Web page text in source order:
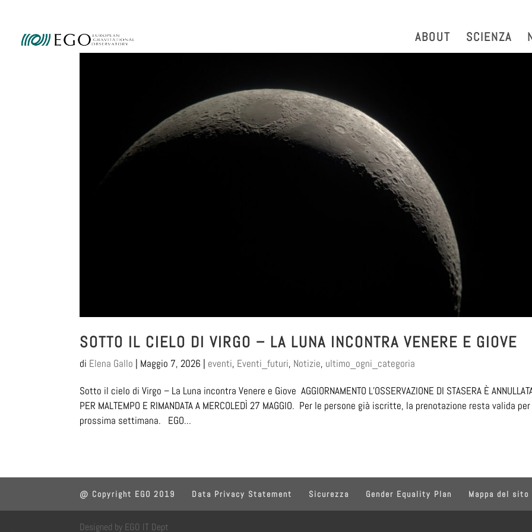
ABOUT SCIENZA
SOTTO IL CIELO DI VIRGO – LA LUNA INCONTRA VENERE E GIOVE
di Elena Gallo | Maggio 7, 2026 | eventi, Eventi_futuri, Notizie, ultimo_ogni_categoria
Sotto il cielo di Virgo – La Luna incontra Venere e Giove AGGIORNAMENTO L’OSSERVAZIONE DI STASERA È
PER MALTEMPO E RIMANDATA A MERCOLEDÌ 27 MAGGIO. Per le persone già iscritte, la prenotazione resta valida
prossima settimana. EGO...
@ Copyright EGO 2019 Data Privacy Statement Sicurezza Gender Equality Plan Mappa del sito
Designed by EGO IT Dept